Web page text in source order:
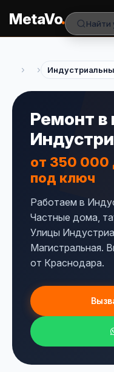
MetaVo.
› ›
Ремонт в
от 350 000
под ключ
Работаем в
Частные дома,
Улицы
Магистральная.
от Краснодара.
Найти